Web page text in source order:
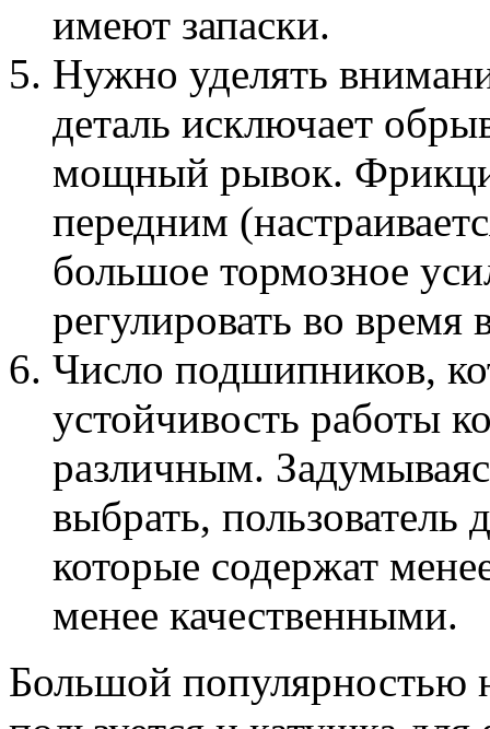
имеют запаски.
Нужно уделять
деталь исключает
мощный рывок.
передним
большое тормозное
регулировать во
Число подшипников,
устойчивость работы
различным.
выбрать, пользователь
которые содержат
менее качественными.
Большой популярностью